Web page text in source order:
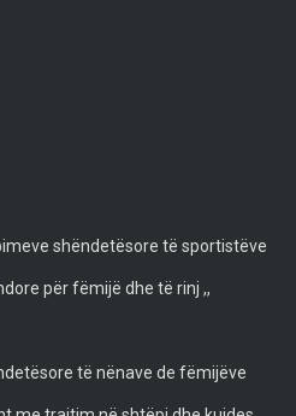
shëndetësore të sportistëve
për fëmijë dhe të rinj ,,
të nënave de fëmijëve